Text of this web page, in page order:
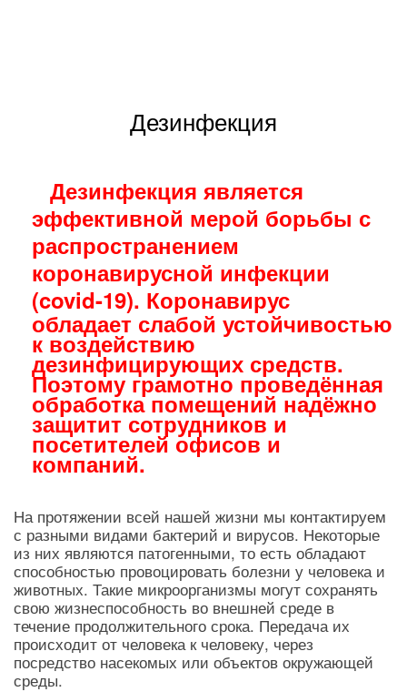
Дезинфекция
Дезинфекция является
эффективной мерой борьбы с
распространением
коронавирусной инфекции
(covid-19). Коронавирус
обладает слабой устойчивостью
к воздействию
дезинфицирующих средств.
Поэтому грамотно проведённая
обработка помещений надёжно
защитит сотрудников и
посетителей офисов и
компаний.
На протяжении всей нашей жизни мы контактируем
с разными видами бактерий и вирусов. Некоторые
из них являются патогенными, то есть обладают
способностью провоцировать болезни у человека и
животных. Такие микроорганизмы могут сохранять
свою жизнеспособность во внешней среде в
течение продолжительного срока. Передача их
происходит от человека к человеку, через
посредство насекомых или объектов окружающей
среды.